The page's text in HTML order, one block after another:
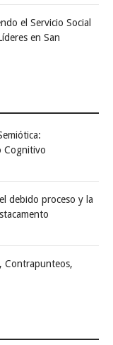
el Servicio Social
en San
Cognitivo
debido proceso y la
Contrapunteos,